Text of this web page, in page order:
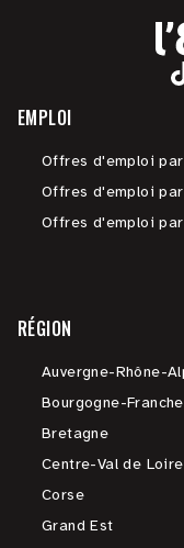
EMPLOI
Offres d'emploi
Offres d'emploi
Offres d'emploi
RÉGION
Auvergne-Rhône-
Bourgogne-
Bretagne
Centre-Val de Loire
Corse
Grand Est